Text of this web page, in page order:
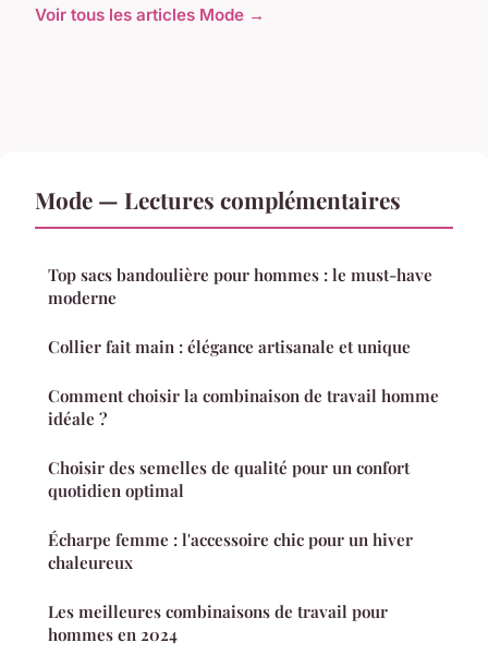
Voir tous les articles Mode →
Mode — Lectures complémentaires
Top sacs bandoulière pour hommes : le must-have
moderne
Collier fait main : élégance artisanale et unique
Comment choisir la combinaison de travail homme
idéale ?
Choisir des semelles de qualité pour un confort
quotidien optimal
Écharpe femme : l'accessoire chic pour un hiver
chaleureux
Les meilleures combinaisons de travail pour
hommes en 2024